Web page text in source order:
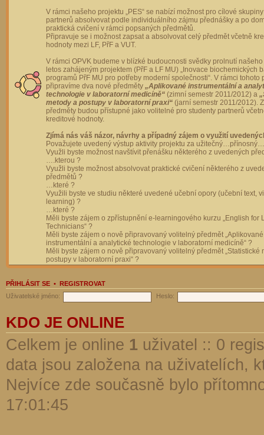
V rámci našeho projektu „PES“ se nabízí možnost pro cílové
partnerů absolvovat podle individuálního zájmu přednášky a po
praktická cvičení v rámci popsaných předmětů.
Připravuje se i možnost zapsat a absolvovat celý předmět včetně
hodnoty mezi LF, PřF a VUT.
V rámci OPVK budeme v blízké budoucnosti svědky prolnutí
letos zahájeným projektem (PřF a LF MU) „Inovace biochemických
programů PřF MU pro potřeby moderní společnosti“. V rámci tohoto
připravíme dva nové předměty „Aplikované instrumentální a
technologie v laboratorní medicíně“ (zimní semestr 2011/2012) a
metody a postupy v laboratorní praxi“ (jarní semestr 2011/2012).
předměty budou přístupné jako volitelné pro studenty partnerů
kreditové hodnoty.
Zjímá nás váš názor, návrhy a případný zájem o využití
Považujete uvedený výstup aktivity projektu za
Využli byste možnost navštívit přenášku některého z uvedených
….kterou ?
Využli byste možnost absolvovat praktické cvičení některého z
předmětů ?
…které ?
Využili byste ve studiu některé uvedené učební opory (učební text,
learning) ?
…které ?
Měli byste zájem o zpřístupnění e-learningového kurzu „English for
Technicians“ ?
Měli byste zájem o nově připravovaný volitelný předmět „Aplikované
instrumentální a analytické technologie v laboratorní medicíně“ ?
Měli byste zájem o nově připravovaný volitelný předmět „Statistické
postupy v laboratorní praxi“ ?
PŘIHLÁSIT SE • REGISTROVAT
Uživatelské jméno:
Heslo:
KDO JE ONLINE
Celkem je online 1 uživatel :: 0
data jsou založena na uživatelích,
Nejvíce zde současně bylo
17:01:45